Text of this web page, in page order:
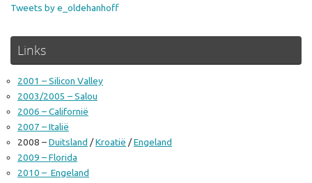
Tweets by e_oldehanhoff
Links
2001 – Silicon Valley
2003/2005 – Salou
2006 – Californië
2007 – Italië
2008 –Duitsland /Kroatië /Engeland
2009 – Florida
2010 – Engeland